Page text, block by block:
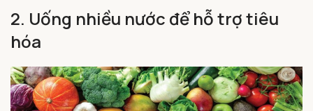
2. Uống nhiều nước để hỗ trợ tiêu
hóa